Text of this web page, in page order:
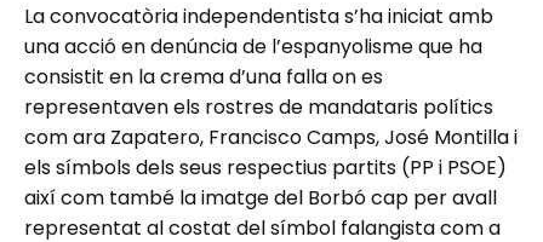
La convocatòria independentista s’ha iniciat amb
una acció en denúncia de l’espanyolisme que ha
consistit en la crema d’una falla on es
representaven els rostres de mandataris polítics
com ara Zapatero, Francisco Camps, José Montilla i
els símbols dels seus respectius partits (PP i PSOE)
així com també la imatge del Borbó cap per avall
representat al costat del símbol falangista com a